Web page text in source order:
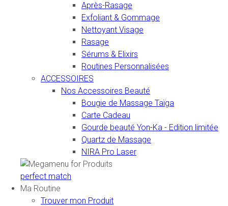
Après-Rasage
Exfoliant & Gommage
Nettoyant Visage
Rasage
Sérums & Elixirs
Routines Personnalisées
ACCESSOIRES
Nos Accessoires Beauté
Bougie de Massage Taïga
Carte Cadeau
Gourde beauté Yon-Ka - Edition limitée
Quartz de Massage
NIRA Pro Laser
perfect match
Ma Routine
Trouver mon Produit